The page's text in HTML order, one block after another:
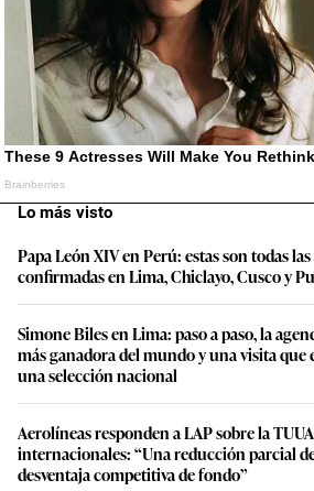
Lo más visto
Papa León XIV en Perú: estas son todas
confirmadas en Lima, Chiclayo, Cusco y
Simone Biles en Lima: paso a paso, la
más ganadora del mundo y una visita que
una selección nacional
Aerolíneas responden a LAP sobre la
internacionales: “Una reducción parcial
desventaja competitiva de fondo”